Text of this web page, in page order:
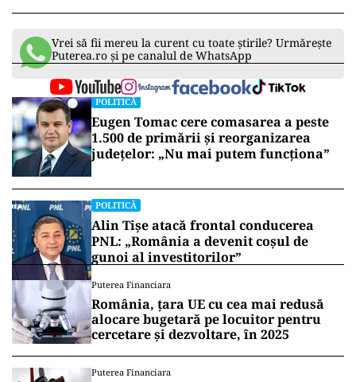
Vrei să fii mereu la curent cu toate știrile? Urmărește
Puterea.ro și pe canalul de WhatsApp
POLITICĂ
Eugen Tomac cere comasarea a peste
1.500 de primării și reorganizarea
județelor: „Nu mai putem funcționa”
POLITICĂ
Alin Tișe atacă frontal conducerea
PNL: „România a devenit coșul de
gunoi al investitorilor”
Puterea Financiara
România, țara UE cu cea mai redusă
alocare bugetară pe locuitor pentru
cercetare și dezvoltare, în 2025
Puterea Financiara